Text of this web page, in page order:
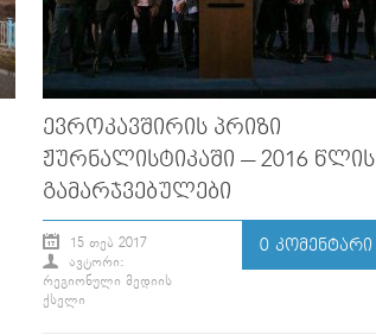
ᲔᲕᲠᲝᲙᲐᲕᲨᲘᲠᲘᲡ ᲞᲠᲘᲖᲘ
ᲟᲣᲠᲜᲐᲚᲘᲡᲢᲘᲙᲐᲨᲘ – 2016 ᲬᲚᲘᲡ
ᲒᲐᲛᲐᲠᲯᲕᲔᲑᲣᲚᲔᲑᲘ
15 ᲗᲔᲑ 2017
ᲐᲕᲢᲝᲠᲘ:
ᲠᲔᲒᲘᲝᲜᲣᲚᲘ ᲛᲔᲓᲘᲘᲡ
ᲥᲡᲔᲚᲘ
0 ᲙᲝᲛᲔᲜᲢᲐᲠᲘ